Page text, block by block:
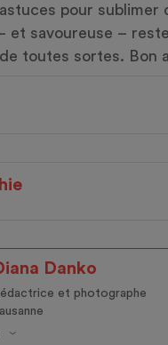
pour sublimer
et savoureuse –
toutes sortes. Bon
Danko
et photographe